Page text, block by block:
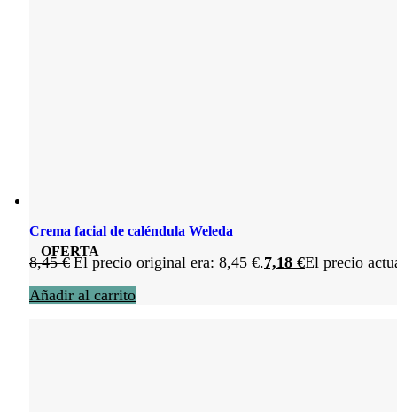
OFERTA
Crema facial de caléndula Weleda
8,45€ El precio original era: 8,45 €.7,18 €El precio
Añadir al carrito